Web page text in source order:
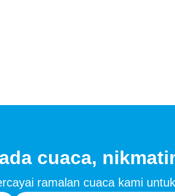
cuaca,
ramalan cuaca kami